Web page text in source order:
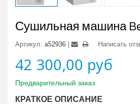
Сушильная машина
Артикул: a52936 Написать
42 300,00 руб
Предварительный заказ
КРАТКОЕ ОПИСАНИЕ